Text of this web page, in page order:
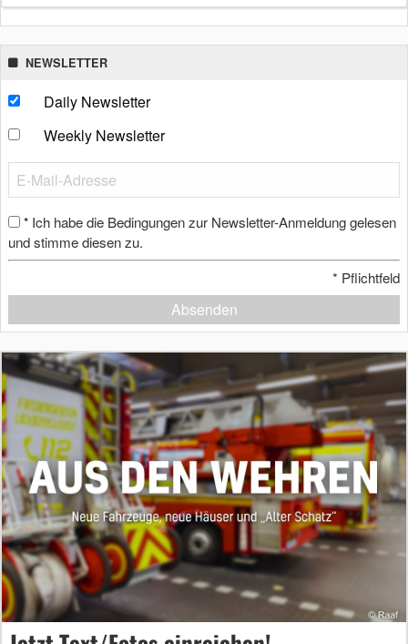
NEWSLETTER
Daily Newsletter
Weekly Newsletter
* Ich habe die Bedingungen zur Newsletter-Anmeldung gelesen
und stimme diesen zu.
* Pflichtfeld
Absenden